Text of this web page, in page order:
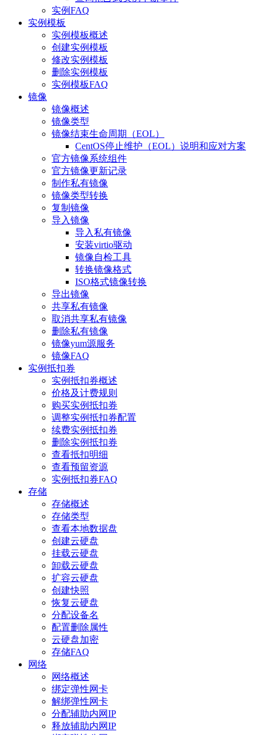
实例FAQ
实例模板
实例模板概述
创建实例模板
修改实例模板
删除实例模板
实例模板FAQ
镜像
镜像概述
镜像类型
镜像结束生命周期（EOL）
CentOS停止维护（EOL）说明和应对方案
官方镜像系统组件
官方镜像更新记录
制作私有镜像
镜像类型转换
复制镜像
导入镜像
导入私有镜像
安装virtio驱动
镜像自检工具
转换镜像格式
ISO格式镜像转换
导出镜像
共享私有镜像
取消共享私有镜像
删除私有镜像
镜像yum源服务
镜像FAQ
实例抵扣券
实例抵扣券概述
价格及计费规则
购买实例抵扣券
调整实例抵扣券配置
续费实例抵扣券
删除实例抵扣券
查看抵扣明细
查看预留资源
实例抵扣券FAQ
存储
存储概述
存储类型
查看本地数据盘
创建云硬盘
挂载云硬盘
卸载云硬盘
扩容云硬盘
创建快照
恢复云硬盘
分配设备名
配置删除属性
云硬盘加密
存储FAQ
网络
网络概述
绑定弹性网卡
解绑弹性网卡
分配辅助内网IP
释放辅助内网IP